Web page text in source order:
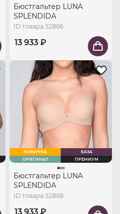
Бюстгальтер LUNA
SPLENDIDA
ID товара 52866
13 933 ₽
НОВИНКА
БАЗА
ОРИГИНАЛ
ПРЕМИУМ
Бюстгальтер LUNA
SPLENDIDA
ID товара 52868
13 933 ₽